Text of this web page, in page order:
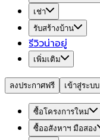
เช่า
รับสร้างบ้าน
รีวิวน่าอยู่
เพิ่มเติม
ลงประกาศฟรี เข้าสู่ระบบ
ซื้อโครงการใหม่
ซื้ออสังหาฯ มือสอง